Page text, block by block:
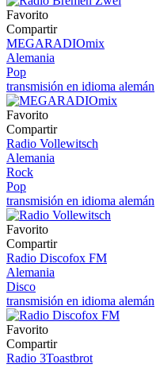
Favorito
Compartir
MEGARADIOmix
Alemania
Pop
transmisión en idioma alemán
Favorito
Compartir
Radio Vollewitsch
Alemania
Rock
Pop
transmisión en idioma alemán
Favorito
Compartir
Radio Discofox FM
Alemania
Disco
transmisión en idioma alemán
Favorito
Compartir
Radio 3Toastbrot